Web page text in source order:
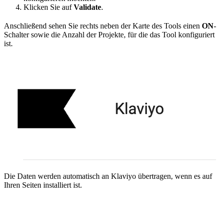
Klicken Sie aufValidate.
Anschließend sehen Sie rechts neben der Karte des Tools einen ON-
Schalter sowie die Anzahl der Projekte, für die das Tool konfiguriert
ist.
Die Daten werden automatisch an Klaviyo übertragen, wenn es auf
Ihren Seiten installiert ist.